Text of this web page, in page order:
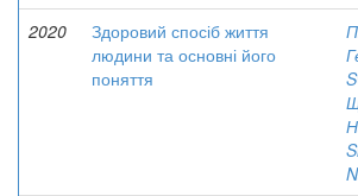
2020
Здоровий спосіб життя
людини та основні його
поняття